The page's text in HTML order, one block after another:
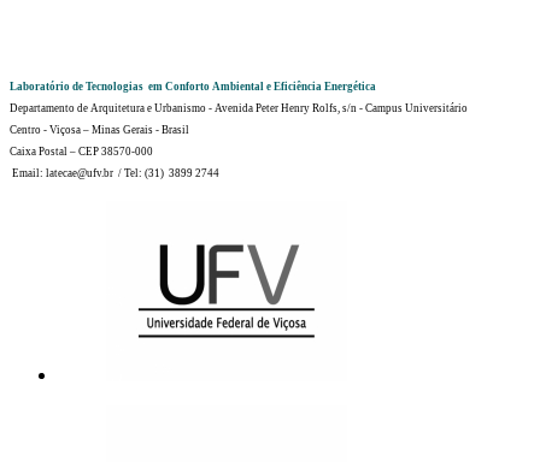
Laboratório de Tecnologias em Conforto Ambiental e Eficiência Energética
Departamento de Arquitetura e Urbanismo - Avenida Peter Henry Rolfs, s/n - Campus Universitário
Centro - Viçosa – Minas Gerais - Brasil
Caixa Postal – CEP 38570-000
Email: latecae@ufv.br / Tel: (31) 3899 2744